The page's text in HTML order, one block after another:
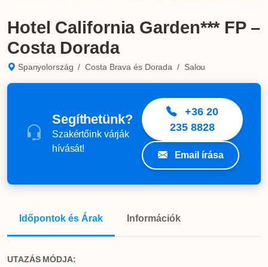
Hotel California Garden*** FP –
Costa Dorada
Spanyolország / Costa Brava és Dorada / Salou
Segíthetünk?
Szakértőink várják
hívását!
+36 20
235 8828
Email írása
Időpontok és Árak Információk
UTAZÁS MÓDJA: